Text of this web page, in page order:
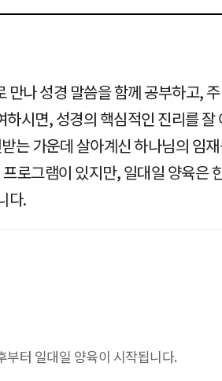
나 성경 말씀을 함께 공부하고,
시면, 성경의 핵심적인 진리를 잘
는 가운데 살아계신 하나님의 임
로그램이 있지만, 일대일 양육은
다.
터 일대일 양육이 시작됩니다.